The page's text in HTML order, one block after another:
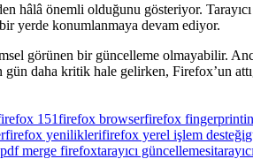
hâlâ önemli olduğunu gösteriyor.
yerde konumlanmaya devam ediyor.
görünen bir güncelleme olmayabilir.
daha kritik hale gelirken, Firefox’un
151firefox browserfirefox
firefox yeniliklerifirefox yerel işlem desteği
pdf merge firefoxtarayıcı güncellemesi